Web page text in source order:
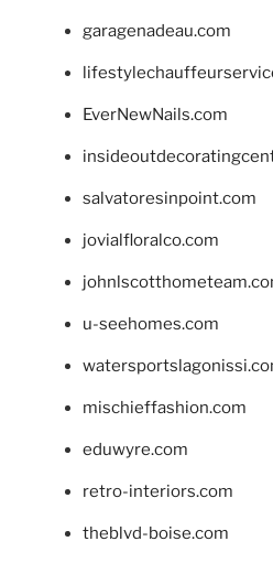
garagenadeau.com
EverNewNails.com
salvatoresinpoint.com
jovialfloralco.com
u-seehomes.com
mischieffashion.com
eduwyre.com
retro-interiors.com
theblvd-boise.com